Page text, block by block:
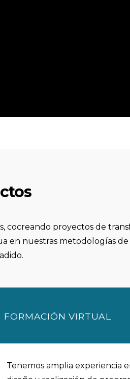
cocreando proyectos de
en nuestras metodologías
FORMACIÓN VIRTUAL
Tenemos amplia experiencia